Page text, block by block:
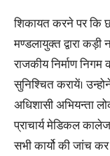
शिकायत करने पर कि
मण्डलायुक्त द्वारा
राजकीय निर्माण
सुनिश्चित करायें।
अधिशासी अभियन्ता
प्राचार्य मेडिकल कालेज
सभी कार्यो की जांच